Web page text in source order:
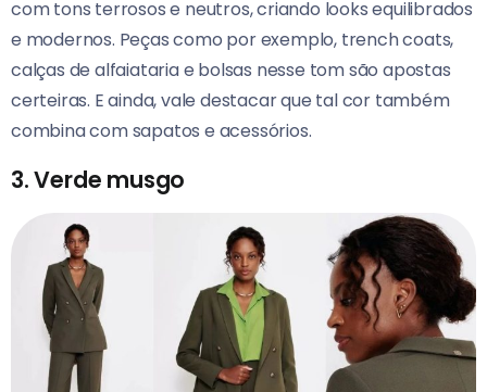
com tons terrosos e neutros, criando looks equilibrados
e modernos. Peças como por exemplo, trench coats,
calças de alfaiataria e bolsas nesse tom são apostas
certeiras. E ainda, vale destacar que tal cor também
combina com sapatos e acessórios.
3. Verde musgo